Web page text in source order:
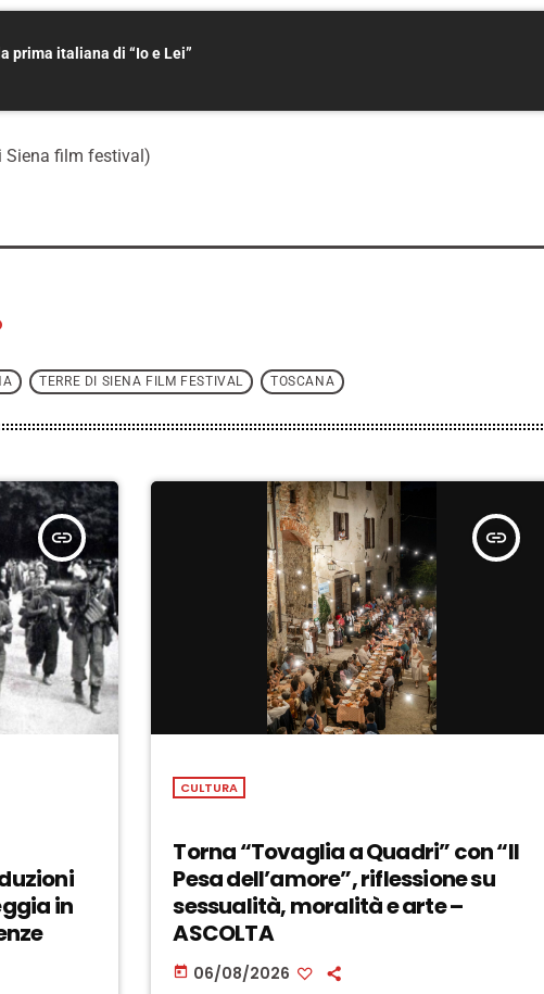
prima italiana di “Io e Lei”
Siena film festival)
TERRE DI SIENA FILM FESTIVAL TOSCANA
insert_link
in
insert_link
CULTURA
Torna “Tovaglia a Quadri” con “Il
Pesa dell’amore”, riflessione su
sessualità, moralità e arte –
ASCOLTA
today 06/08/2026